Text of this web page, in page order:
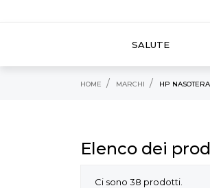
SALUTE
HOME MARCHI HP
Elenco dei
Ci sono 38 prodotti.